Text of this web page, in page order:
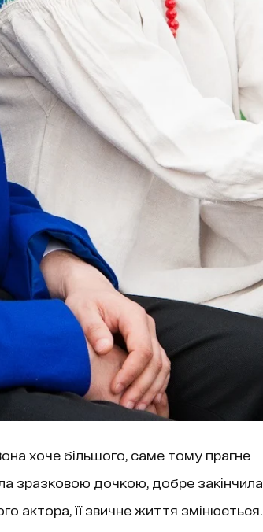
хоче більшого, саме тому прагне
зразковою дочкою, добре закінчила
актора, її звичне життя змінюється.